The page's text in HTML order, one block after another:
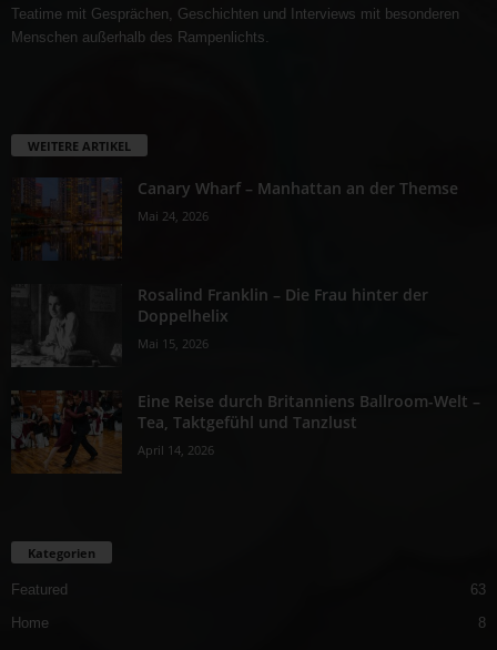
Teatime mit Gesprächen, Geschichten und Interviews mit besonderen
Menschen außerhalb des Rampenlichts.
WEITERE ARTIKEL
Canary Wharf – Manhattan an der Themse
Mai 24, 2026
Rosalind Franklin – Die Frau hinter der
Doppelhelix
Mai 15, 2026
Eine Reise durch Britanniens Ballroom-Welt –
Tea, Taktgefühl und Tanzlust
April 14, 2026
Kategorien
Featured
63
Home
8